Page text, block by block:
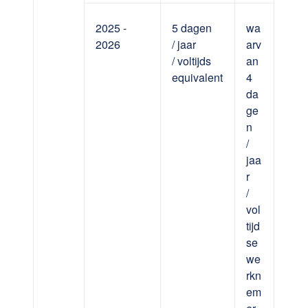
2025 -
2026
5 dagen
/ jaar
/ voltijds
equivalent
wa
arv
an
4
da
ge
n
/
jaa
r
/
vol
tijd
se
we
rkn
em